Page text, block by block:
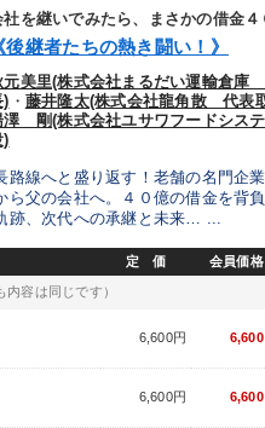
い
パフォーマンス向上
財務・数字力の向上
ベーション マーケティング
生産性向上
リー」「目的別」「キーワード」を更新いた
社を継いでみたら、まさかの借金
後継者たちの熱き闘い！》
元美里(株式会社まるだい運輸倉庫
) ・ 藤井隆太(株式会社龍角散 代表
澤 剛(株式会社ユサワフードシス
)
路線へと盛り返す！老舗の名門企
ら父の会社へ。４０億の借金を背
跡、次代への承継と未来… ...
定 価 会員価格
内容は同じです）
6,600円 6,600
6,600円 6,600